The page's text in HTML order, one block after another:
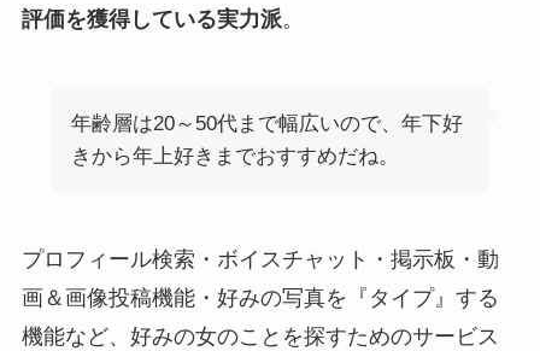
評価を獲得している実力派。
年齢層は20～50代まで幅広いので、年下好
きから年上好きまでおすすめだね。
プロフィール検索・ボイスチャット・掲示板・動
画＆画像投稿機能・好みの写真を『タイプ』する
機能など、好みの女のことを探すためのサービス